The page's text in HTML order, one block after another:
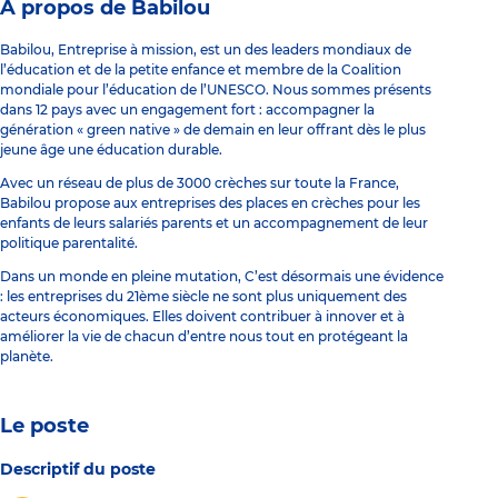
À propos de Babilou
Babilou, Entreprise à mission, est un des leaders mondiaux de
l’éducation et de la petite enfance et membre de la Coalition
mondiale pour l’éducation de l’UNESCO. Nous sommes présents
dans 12 pays avec un engagement fort : accompagner la
génération « green native » de demain en leur offrant dès le plus
jeune âge une éducation durable.
Avec un réseau de plus de 3000 crèches sur toute la France,
Babilou propose aux entreprises des places en crèches pour les
enfants de leurs salariés parents et un accompagnement de leur
politique parentalité.
Dans un monde en pleine mutation, C’est désormais une évidence
: les entreprises du 21ème siècle ne sont plus uniquement des
acteurs économiques. Elles doivent contribuer à innover et à
améliorer la vie de chacun d’entre nous tout en protégeant la
planète.
Le poste
Descriptif du poste